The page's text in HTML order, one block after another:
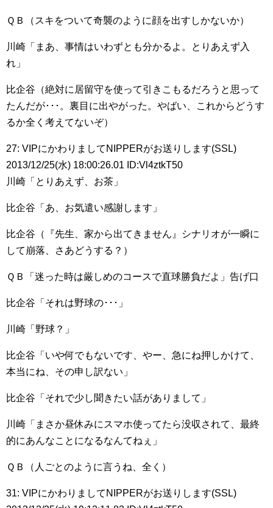
ＱＢ（スキをついて奇襲のように顔を出すしかないか）
川崎「まあ、事情はいわずとも分かるよ。とりあえず入
れ」
比企谷（絶対に居留守を使って引きこもるだろうと思って
たんだが･･･。裏目に出やがった。やばい、これからどうす
るか全く考えてないぞ）
27: VIPにかわりましてNIPPERがお送りします(SSL)
2013/12/25(水) 18:00:26.01 ID:Vl4ztkT50
川崎「とりあえず、お茶」
比企谷「あ、お気遣い感謝します」
比企谷（『先生、家から出てきません』シナリオが一瞬に
して崩落、さあどうする？）
ＱＢ「迷った時は厳しめのコースで直球勝負だよ」告げ口
比企谷「それは野球の･･･」
川崎「野球？」
比企谷「いや何でもないです、やー、急にね押しかけて、
本当にね、その申し訳ない」
比企谷「それで少し聞きたい話がありまして」
川崎「まさか昼休みにスマホ使ってたら没収されて、最終
的にあんなことになるなんてねぇ」
ＱＢ（人ごとのように言うね、全く）
31: VIPにかわりましてNIPPERがお送りします(SSL)